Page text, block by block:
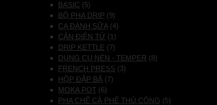
BASIC (5)
BỘ PHA DRIP (9)
CA ĐÁNH SỮA (4)
CÂN ĐIỆN TỬ (1)
DRIP KETTLE (7)
DỤNG CỤ NÉN - TEMPER (8)
FRENCH PRESS (3)
HỘP ĐẬP BÃ (7)
MOKA POT (6)
PHA CHẾ CÀ PHÊ THỦ CÔNG (5)